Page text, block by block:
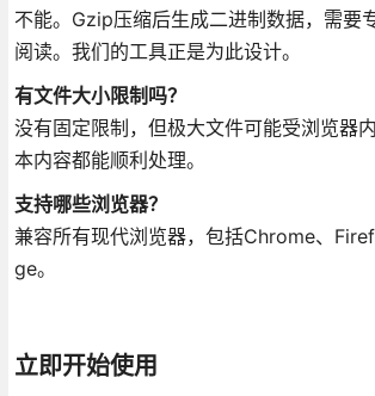
不能。Gzip压缩后生成二进制数据，需要
阅读。我们的工具正是为此设计。
有文件大小限制吗？
没有固定限制，但极大文件可能受浏览器
本内容都能顺利处理。
支持哪些浏览器？
兼容所有现代浏览器，包括Chrome、
ge。
立即开始使用